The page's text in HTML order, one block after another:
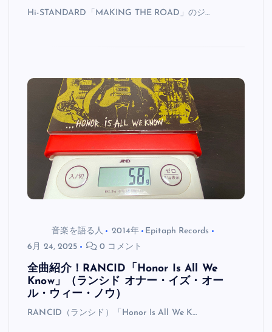
Hi-STANDARD「MAKING THE ROAD」のジ…
音楽を語る人 2014年
Epitaph Records
6月 24, 2025
0 コメント
全曲紹介！RANCID「Honor Is All We
Know」（ランシド オナー・イズ・オー
ル・ウィー・ノウ）
RANCID（ランシド）「Honor Is All We K…